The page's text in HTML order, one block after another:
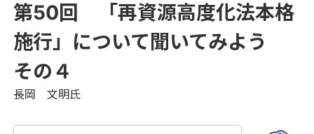
第50回 「再資源高度化法本格
施行」について聞いてみよう
その４
長岡 文明氏